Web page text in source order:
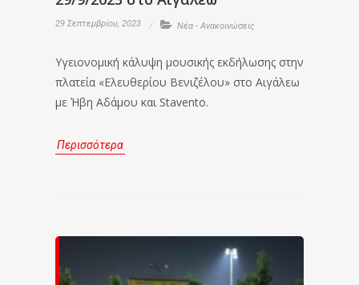
29 Σεπτεμβρίου, 2023 Νέα - Ανακοινώσεις
Υγειονομική κάλυψη μουσικής εκδήλωσης στην
πλατεία «Ελευθερίου Βενιζέλου» στο Αιγάλεω
με Ήβη Αδάμου και Stavento.
Περισσότερα